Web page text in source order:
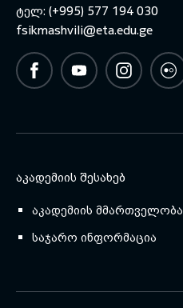
ტელ: (+995) 577 194 030
fsikmashvili@eta.edu.ge
ᲐᲙᲐᲓᲔᲛᲘᲘᲡ ᲨᲔᲡᲐᲮᲔᲑ
აკადემიის მმართველობა
საჯარო ინფორმაცია